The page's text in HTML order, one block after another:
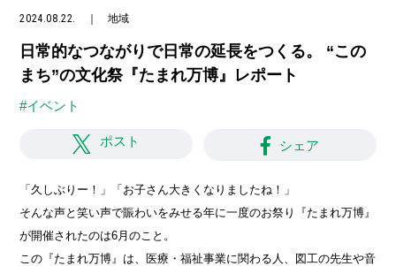
2024.08.22. ｜地域
日常的なつながりで日常の延長をつくる。 “この
まち”の文化祭『たまれ万博』レポート
#イベント
ポスト シェア
「久しぶりー！」「お子さん大きくなりましたね！」
そんな声と笑い声で賑わいをみせる年に一度のお祭り『たまれ万博』
が開催されたのは6月のこと。
この『たまれ万博』は、医療・福祉事業に関わる人、図工の先生や音